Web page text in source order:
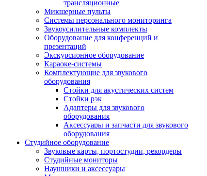
трансляционные
Микшерные пульты
Системы персонального мониторинга
Звукоусилительные комплекты
Оборудование для конференций и
презентаций
Экскурсионное оборудование
Караоке-системы
Комплектующие для звукового
оборудования
Стойки для акустических систем
Стойки рэк
Адаптеры для звукового
оборудования
Аксессуары и запчасти для звукового
оборудования
Студийное оборудование
Звуковые карты, портостудии, рекордеры
Студийные мониторы
Наушники и аксессуары